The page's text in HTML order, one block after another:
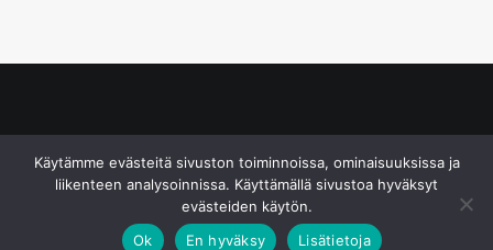
Käytämme evästeitä sivuston toiminnoissa, ominaisuuksissa ja
liikenteen analysoinnissa. Käyttämällä sivustoa hyväksyt
evästeiden käytön.
Ok
En hyväksy Lisätietoja